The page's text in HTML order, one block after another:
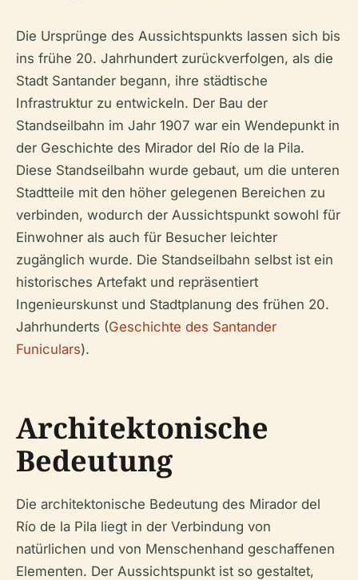
Die Ursprünge des Aussichtspunkts lassen sich bis
ins frühe 20. Jahrhundert zurückverfolgen, als die
Stadt Santander begann, ihre städtische
Infrastruktur zu entwickeln. Der Bau der
Standseilbahn im Jahr 1907 war ein Wendepunkt in
der Geschichte des Mirador del Río de la Pila.
Diese Standseilbahn wurde gebaut, um die unteren
Stadtteile mit den höher gelegenen Bereichen zu
verbinden, wodurch der Aussichtspunkt sowohl für
Einwohner als auch für Besucher leichter
zugänglich wurde. Die Standseilbahn selbst ist ein
historisches Artefakt und repräsentiert
Ingenieurskunst und Stadtplanung des frühen 20.
Jahrhunderts (Geschichte des Santander
Funiculars).
Architektonische
Bedeutung
Die architektonische Bedeutung des Mirador del
Río de la Pila liegt in der Verbindung von
natürlichen und von Menschenhand geschaffenen
Elementen. Der Aussichtspunkt ist so gestaltet,